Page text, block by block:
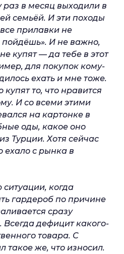
в месяц выходили в
семьёй. И эти походы
прилавки не
И не важно,
купят — да тебе в этот
для покупок кому-
ехать и мне тоже.
то, что нравится
И со всеми этими
на картонке в
оды, какое оно
Турции. Хотя сейчас
ехало с рынка в
когда
гардероб по причине
сразу
дефицит какого-
товара. С
такое же, что износил.